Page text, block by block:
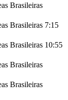
Brasileiras
Brasileiras 7:15
Brasileiras 10:55
Brasileiras
Brasileiras